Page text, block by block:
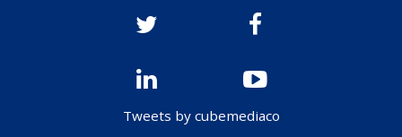
Tweets by cubemediaco